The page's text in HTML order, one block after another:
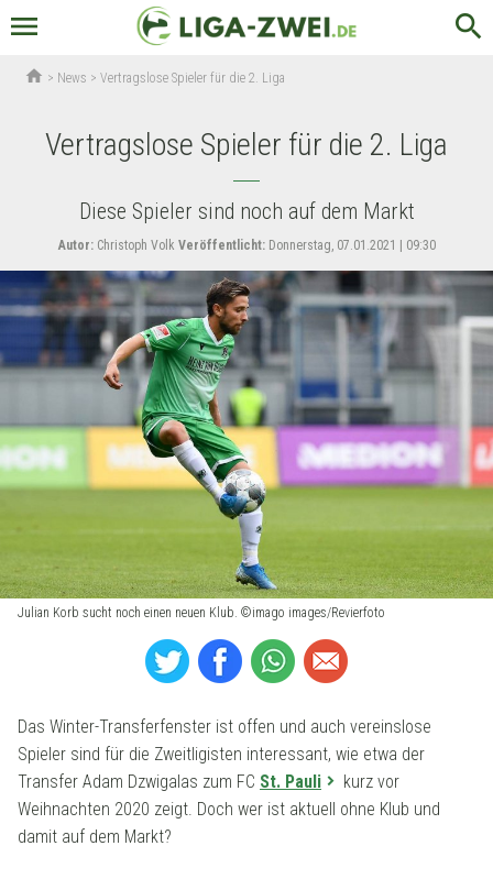
menu search
home > News >Vertragslose Spieler für die 2. Liga
Vertragslose Spieler für die 2. Liga
Diese Spieler sind noch auf dem Markt
Autor:Christoph Volk Veröffentlicht:Donnerstag, 07.01.2021 | 09:30
Julian Korb sucht noch einen neuen Klub. ©imago images/Revierfoto
Das Winter-Transferfenster ist offen und auch vereinslose
Spieler sind für die Zweitligisten interessant, wie etwa der
Transfer Adam Dzwigalas zum FC St. Pauli
kurz vor
Weihnachten 2020 zeigt. Doch wer ist aktuell ohne Klub und
damit auf dem Markt?